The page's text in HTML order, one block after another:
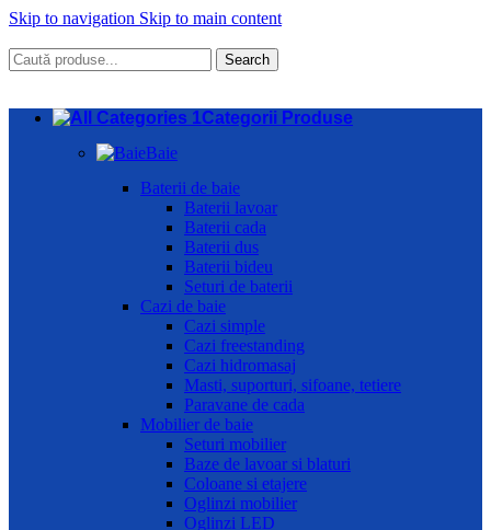
Skip to navigation Skip to main content
Search
Categorii Produse
Baie
Baterii de baie
Baterii lavoar
Baterii cada
Baterii dus
Baterii bideu
Seturi de baterii
Cazi de baie
Cazi simple
Cazi freestanding
Cazi hidromasaj
Masti, suporturi, sifoane, tetiere
Paravane de cada
Mobilier de baie
Seturi mobilier
Baze de lavoar si blaturi
Coloane si etajere
Oglinzi mobilier
Oglinzi LED